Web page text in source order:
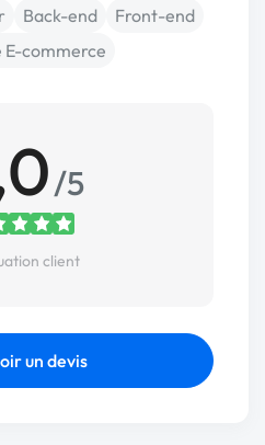
Back-end
Front-end
E-commerce
/5
client
un devis